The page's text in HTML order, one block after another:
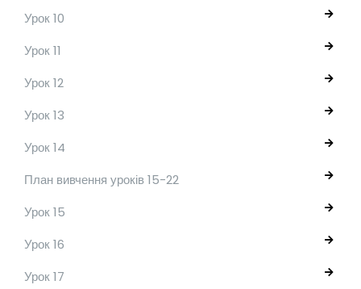
Урок 10
Урок 11
Урок 12
Урок 13
Урок 14
План вивчення уроків 15-22
Урок 15
Урок 16
Урок 17